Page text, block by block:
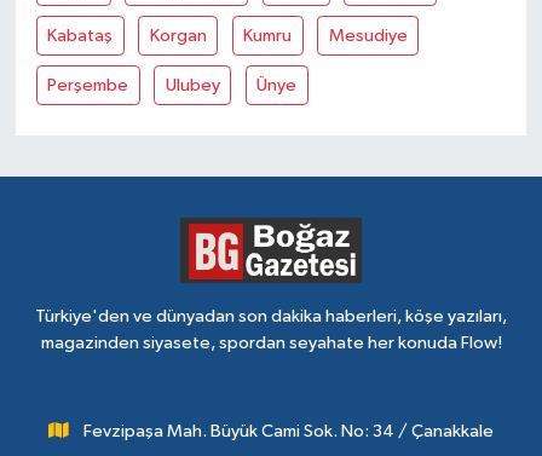
Kabataş Korgan Kumru Mesudiye
Perşembe Ulubey Ünye
Türkiye'den ve dünyadan son dakika haberleri, köşe yazıları,
magazinden siyasete, spordan seyahate her konuda Flow!
Fevzipaşa Mah. Büyük Cami Sok. No: 34 / Çanakkale